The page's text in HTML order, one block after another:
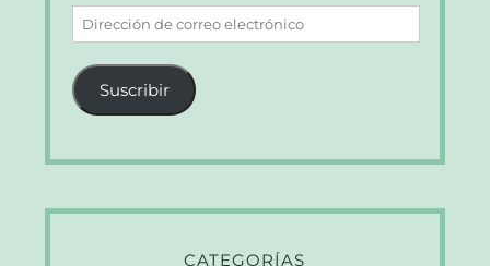
Dirección
de
correo
electrónico
Suscribir
CATEGORÍAS